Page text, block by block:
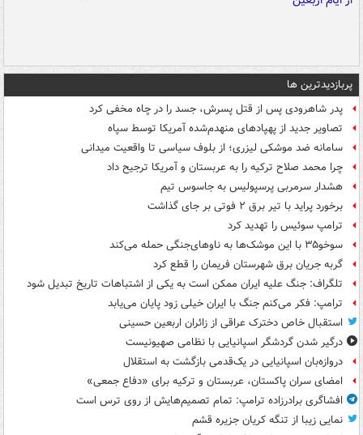
پربازدیدترین ها
پدر شاهرودی پس از قتل پسرش، جسد را در چاه مخفی کرد
تصاویر جدید از پهپادهای منهدم‌شده آمریکا توسط سپاه
سامانه ضد موشکی لیزری؛ از بلوف سیاسی تا واقعیت میدانی
چرا محمد صلاح ترکیه را به عربستان و آمریکا ترجیح داد
هشدار سرمربی پرسپولیس به جاسوس تیم
برخورد پراید با تیر برق ۲ فوتی بر جای گذاشت
ترامپ سوئیس را تهدید کرد
سوخو۳۵ با این موشک‌ها به ناوهای‌جنگی حمله می‌کند
گربه جریان برق شهرستان فریمان را قطع کرد
تلگراف: جنگ علیه ایران ممکن است به یکی از اشتباهات تاریخ تبدیل شود
ترامپ: فکر می‌کنم جنگ با ایران خیلی زود پایان می‌یابد
استقبال خاص دخترک عراقی از زائران اربعین حسینی
درگیر شدن گردشگر اسپانیایی با نظامی صهیونیست
دروازه‌بان اسپانیایی در یک‌قدمی بازگشت به استقلال
امضای سران پاکستان، عربستان و ترکیه برای «دفاع جمعی»
افشاگری برادرزاده ترامپ: تمام تصمیم‌هایش از روی ترس است
نمایی زیبا از تنگه کریان جزیره قشم